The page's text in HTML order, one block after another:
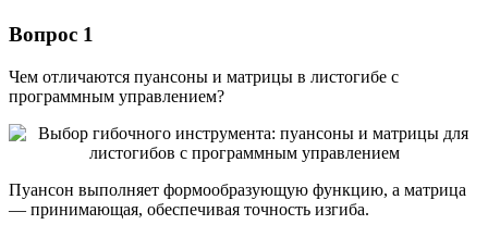
Вопрос 1
Чем отличаются пуансоны и матрицы в листогибе с
программным управлением?
Пуансон выполняет формообразующую функцию, а матрица
— принимающая, обеспечивая точность изгиба.